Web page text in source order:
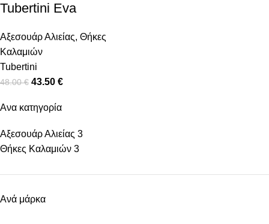
Ανα κατηγορία
Αξεσουάρ Αλιείας 3
Θήκες Καλαμιών 3
Ανά μάρκα
Tubertini Eva
Αξεσουάρ Αλιείας, Θήκες
Καλαμιών
Tubertini
48.00€ 43.50 €